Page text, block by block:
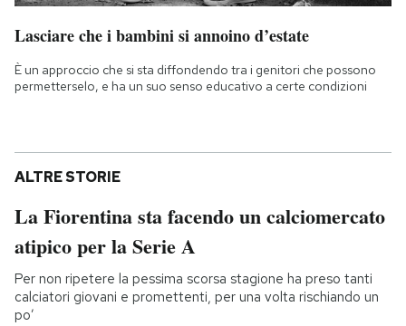
Lasciare che i bambini si annoino d’estate
È un approccio che si sta diffondendo tra i genitori che possono
permetterselo, e ha un suo senso educativo a certe condizioni
ALTRE STORIE
La Fiorentina sta facendo un calciomercato
atipico per la Serie A
Per non ripetere la pessima scorsa stagione ha preso tanti
calciatori giovani e promettenti, per una volta rischiando un
po’